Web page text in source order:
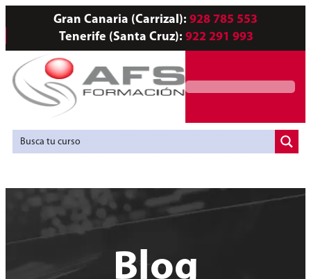
Gran Canaria (Carrizal): 928 785 553
Tenerife (Santa Cruz): 922 291 993
Blog